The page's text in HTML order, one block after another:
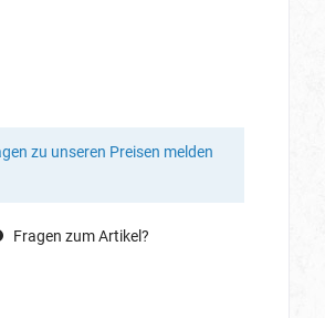
zu unseren Preisen melden
Fragen zum Artikel?